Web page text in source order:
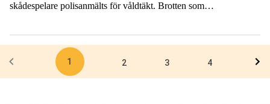
skådespelare polisanmälts för våldtäkt. Brotten som
respektive i Lidköping.
1 2 3 4